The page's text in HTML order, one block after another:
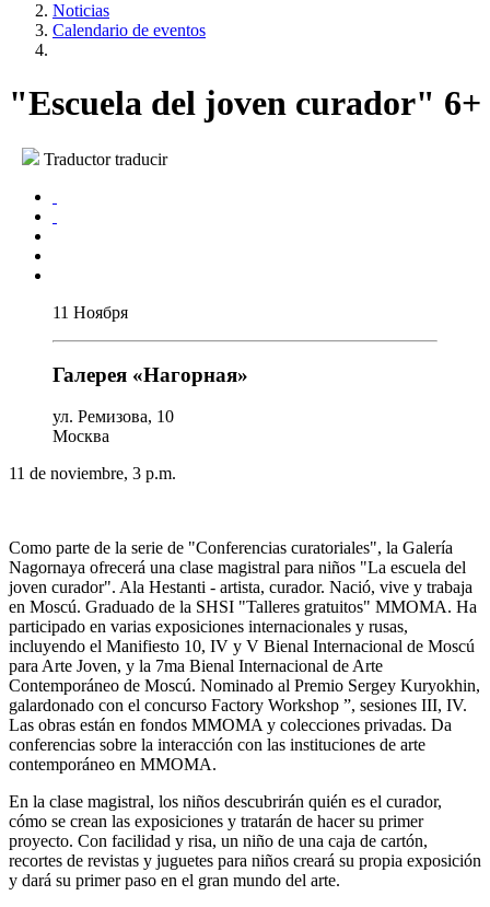
Noticias
Calendario de eventos
"Escuela del joven curador" 6+
Traductor traducir
11 Ноября
Галерея «Нагорная»
ул. Ремизова, 10
Москва
11 de noviembre, 3 p.m.
Como parte de la serie de "Conferencias curatoriales", la Galería
Nagornaya ofrecerá una clase magistral para niños "La escuela del
joven curador". Ala Hestanti - artista, curador. Nació, vive y trabaja
en Moscú. Graduado de la SHSI "Talleres gratuitos" MMOMA. Ha
participado en varias exposiciones internacionales y rusas,
incluyendo el Manifiesto 10, IV y V Bienal Internacional de Moscú
para Arte Joven, y la 7ma Bienal Internacional de Arte
Contemporáneo de Moscú. Nominado al Premio Sergey Kuryokhin,
galardonado con el concurso Factory Workshop ”, sesiones III, IV.
Las obras están en fondos MMOMA y colecciones privadas. Da
conferencias sobre la interacción con las instituciones de arte
contemporáneo en MMOMA.
En la clase magistral, los niños descubrirán quién es el curador,
cómo se crean las exposiciones y tratarán de hacer su primer
proyecto. Con facilidad y risa, un niño de una caja de cartón,
recortes de revistas y juguetes para niños creará su propia exposición
y dará su primer paso en el gran mundo del arte.